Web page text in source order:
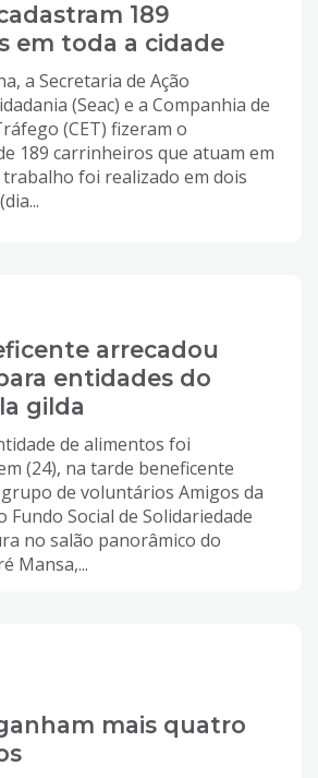
189
em toda a cidade
a Secretaria de Ação
(Seac) e a Companhia de
(CET) fizeram o
189 carrinheiros que atuam em
trabalho foi realizado em dois
arrecadou
entidades do
gilda
de alimentos foi
(24), na tarde beneficente
de voluntários Amigos da
Fundo Social de Solidariedade
no salão panorâmico do
Mansa,...
mais quatro